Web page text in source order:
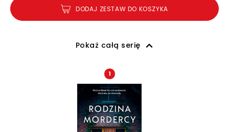
DODAJ ZESTAW DO KOSZYKA
Pokaż całą serię
1